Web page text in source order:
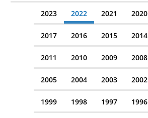
2023 2022 2021 2020
2017 2016 2015 2014
2011 2010 2009 2008
2005 2004 2003 2002
1999 1998 1997 1996